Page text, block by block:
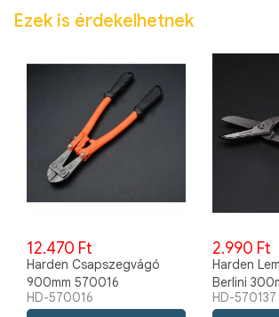
Ezek is érdekelhetnek
12.470 Ft
Harden Csapszegvágó
900mm 570016
HD-570016
2.990 Ft
Harden
Berlini
HD-570137